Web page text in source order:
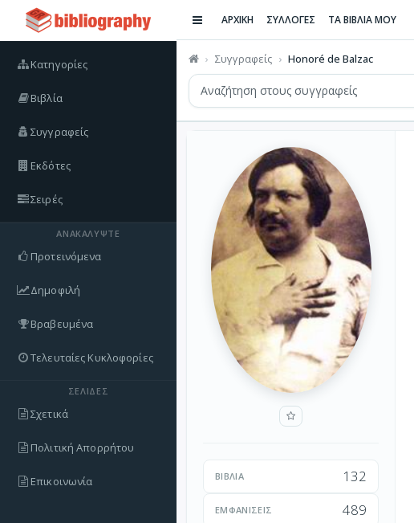
Κατηγορίες
Βιβλία
Συγγραφείς
Εκδότες
Σειρές
ΑΝΑΚΑΛΎΨΤΕ
Προτεινόμενα
Δημοφιλή
Βραβευμένα
Τελευταίες Κυκλοφορίες
ΣΕΛΊΔΕΣ
Σχετικά
Πολιτική Απορρήτου
Επικοινωνία
ΑΡΧΙΚΗ ΣΥΛΛΟΓΕΣ ΤΑ ΒΙΒΛΙΑ ΜΟΥ
Συγγραφείς Honoré de Balzac
ΒΙΒΛΊΑ 132
ΕΜΦΑΝΊΣΕΙΣ 489